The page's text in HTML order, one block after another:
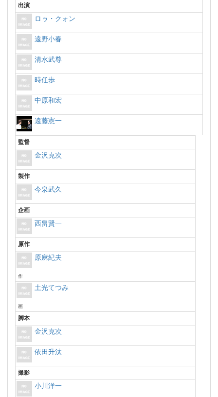
出演
ロゥ・クォン
遠野小春
清水武尊
時任歩
中原和宏
遠藤憲一
監督
金沢克次
製作
今泉武久
企画
西畠賢一
原作
原麻紀夫
作
土光てつみ
画
脚本
金沢克次
依田升汰
撮影
小川洋一